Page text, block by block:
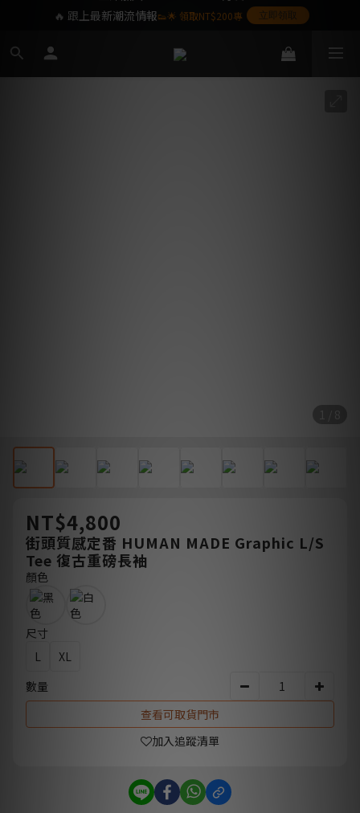
NT$4,800
街頭質感定番 HUMAN MADE Graphic L/S
Tee 復古重磅長袖
顏色
尺寸
L
XL
數量
查看可取貨門市
加入追蹤清單
🔥 跟上最新潮流情報👟🌟 領取NT$200專
立即領取
海外離島暫不提供,敬請見諒